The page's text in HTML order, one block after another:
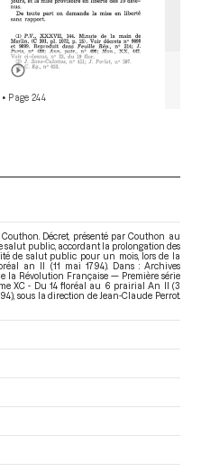
• Page 244
Couthon. Décret, présenté par Couthon au
salut public, accordant la prolongation des
de salut public pour un mois, lors de la
an II (11 mai 1794). Dans : Archives
la Révolution Française — Première série
XC - Du 14 floréal au 6 prairial An II (3
, sous la direction de Jean-Claude Perrot.